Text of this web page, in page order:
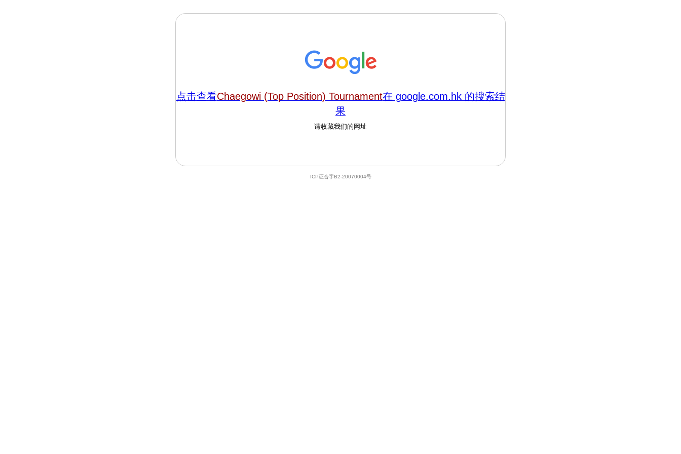
点击查看Chaegowi (Top Position) Tournament在 google.com.hk 的搜索结
果
请收藏我们的网址
ICP证合字B2-20070004号